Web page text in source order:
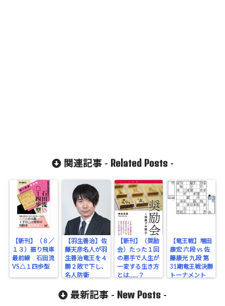
関連記事 - Related Posts-
【新刊】（８／
１３）振り飛車
最前線 石田流
VS△１四歩型
【羽生善治】佐
藤天彦名人が羽
生善治竜王を４
勝２敗で下し、
名人防衛
【新刊】（奨励
会）たった１回
の悪手で人生が
一変する生き方
とは……？
【竜王戦】増田
康宏 六段 vs 佐
藤康光 九段 第
31期竜王戦決勝
トーナメント
最新記事 - New Posts -